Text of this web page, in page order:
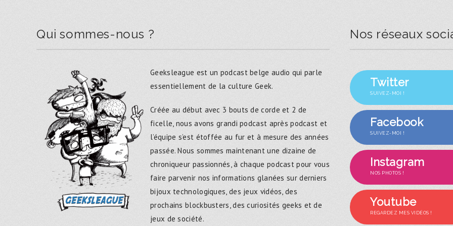
Qui sommes-nous ?
Geeksleague est un podcast belge audio qui parle
essentiellement de la culture Geek.
Créée au début avec 3 bouts de corde et 2 de
ficelle, nous avons grandi podcast après podcast et
l’équipe s’est étoffée au fur et à mesure des années
passée. Nous sommes maintenant une dizaine de
chroniqueur passionnés, à chaque podcast pour vous
faire parvenir nos informations glanées sur derniers
bijoux technologiques, des jeux vidéos, des
prochains blockbusters, des curiosités geeks et de
jeux de société.
Nos réseaux
Twitter
SUIVEZ-MOI !
Facebook
SUIVEZ-MOI !
Instagram
NOS PHOTOS !
Youtube
REGARDEZ MES VIDÉOS !